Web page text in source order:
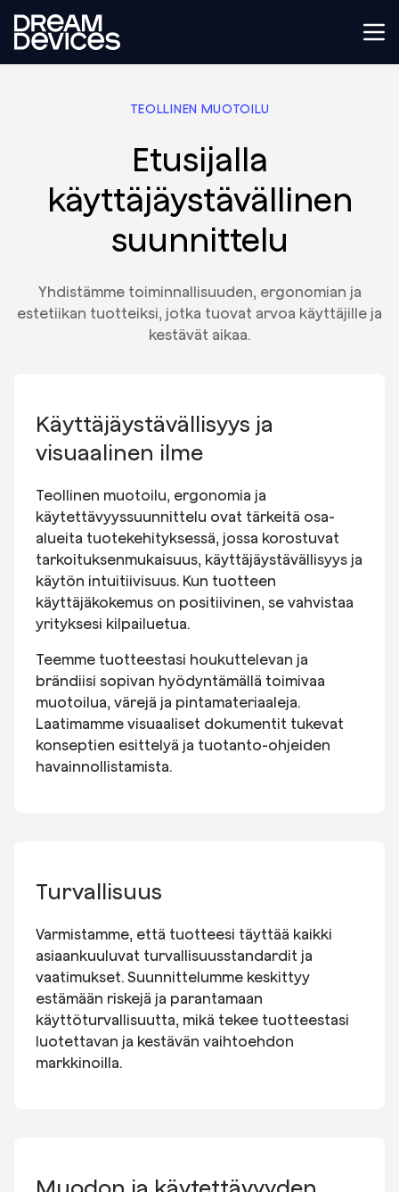
Dream Devices
TEOLLINEN MUOTOILU
Etusijalla
käyttäjäystävällinen
suunnittelu
Yhdistämme toiminnallisuuden, ergonomian ja
estetiikan tuotteiksi, jotka tuovat arvoa käyttäjille ja
kestävät aikaa.
Käyttäjäystävällisyys ja
visuaalinen ilme
Teollinen muotoilu, ergonomia ja
käytettävyyssuunnittelu ovat tärkeitä osa-
alueita tuotekehityksessä, jossa korostuvat
tarkoituksenmukaisuus, käyttäjäystävällisyys ja
käytön intuitiivisuus. Kun tuotteen
käyttäjäkokemus on positiivinen, se vahvistaa
yrityksesi kilpailuetua.
Teemme tuotteestasi houkuttelevan ja
brändiisi sopivan hyödyntämällä toimivaa
muotoilua, värejä ja pintamateriaaleja.
Laatimamme visuaaliset dokumentit tukevat
konseptien esittelyä ja tuotanto-ohjeiden
havainnollistamista.
Turvallisuus
Varmistamme, että tuotteesi täyttää kaikki
asiaankuuluvat turvallisuusstandardit ja
vaatimukset. Suunnittelumme keskittyy
estämään riskejä ja parantamaan
käyttöturvallisuutta, mikä tekee tuotteestasi
luotettavan ja kestävän vaihtoehdon
markkinoilla.